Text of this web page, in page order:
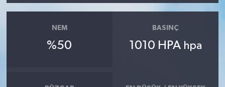
NEM
%50
BASINÇ
1010 HPA hpa